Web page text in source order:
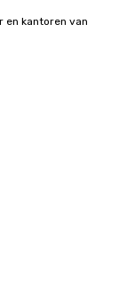
en kantoren van